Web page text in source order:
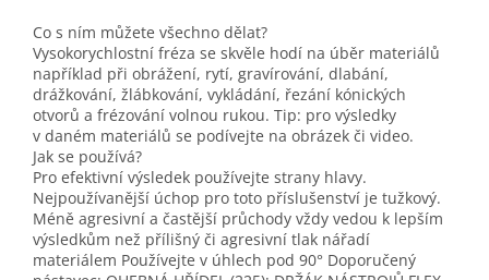
Co s ním můžete všechno dělat?
Vysokorychlostní fréza se skvěle hodí na úběr materiálů
například při obrážení, rytí, gravírování, dlabání,
drážkování, žlábkování, vykládání, řezání kónických
otvorů a frézování volnou rukou. Tip: pro výsledky
v daném materiálů se podívejte na obrázek či video.
Jak se používá?
Pro efektivní výsledek používejte strany hlavy.
Nejpoužívanější úchop pro toto příslušenství je tužkový.
Méně agresivní a častější průchody vždy vedou k lepším
výsledkům než přílišný či agresivní tlak nářadí
materiálem Používejte v úhlech pod 90° Doporučený